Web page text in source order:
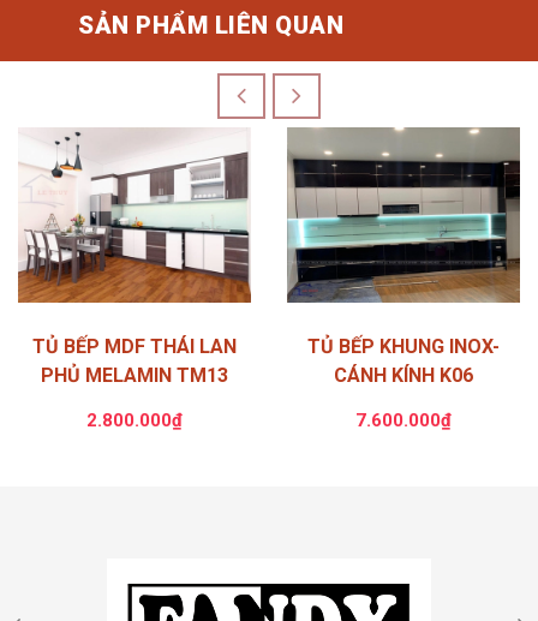
SẢN PHẨM LIÊN QUAN
TỦ BẾP MDF THÁI LAN
PHỦ MELAMIN TM13
2.800.000₫
TỦ BẾP KHUNG INOX-
CÁNH KÍNH K06
7.600.000₫